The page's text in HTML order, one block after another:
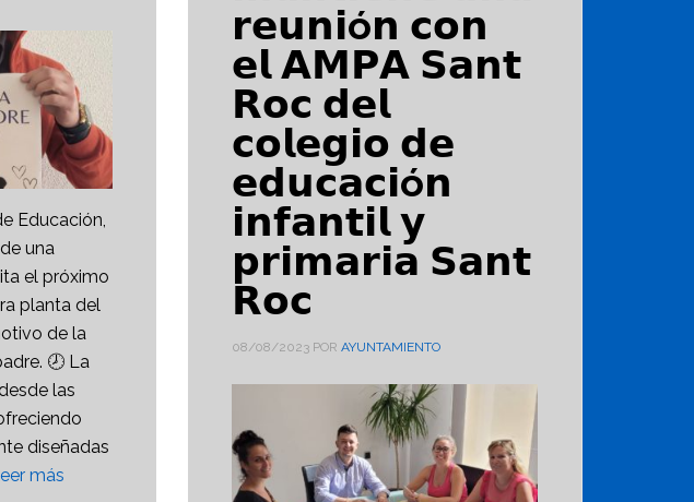
Educación,
una
el próximo
planta del
de la
🕗 La
las
diseñadas
más
𝗿𝗲𝘂𝗻𝗶ó𝗻 𝗰𝗼𝗻
𝗲𝗹 𝗔𝗠𝗣𝗔 𝗦𝗮𝗻𝘁
𝗥𝗼𝗰 𝗱𝗲𝗹
𝗰𝗼𝗹𝗲𝗴𝗶𝗼 𝗱𝗲
𝗲𝗱𝘂𝗰𝗮𝗰𝗶ó𝗻
𝗶𝗻𝗳𝗮𝗻𝘁𝗶𝗹 𝘆
𝗽𝗿𝗶𝗺𝗮𝗿𝗶𝗮 𝗦𝗮𝗻𝘁
𝗥𝗼𝗰
08/08/2023 PORAYUNTAMIENTO